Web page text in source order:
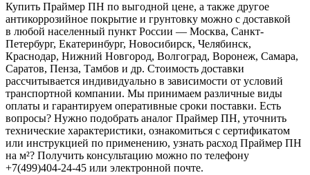
Купить Праймер ПН по выгодной цене, а также другое
антикоррозийное покрытие и грунтовку можно с доставкой
в любой населенный пункт России — Москва, Санкт-
Петербург, Екатеринбург, Новосибирск, Челябинск,
Краснодар, Нижний Новгород, Волгоград, Воронеж, Самара,
Саратов, Пенза, Тамбов и др. Стоимость доставки
рассчитывается индивидуально в зависимости от условий
транспортной компании. Мы принимаем различные виды
оплаты и гарантируем оперативные сроки поставки. Есть
вопросы? Нужно подобрать аналог Праймер ПН, уточнить
технические характеристики, ознакомиться с сертификатом
или инструкцией по применению, узнать расход Праймер ПН
на м²? Получить консультацию можно по телефону
+7(499)404-24-45 или электронной почте.